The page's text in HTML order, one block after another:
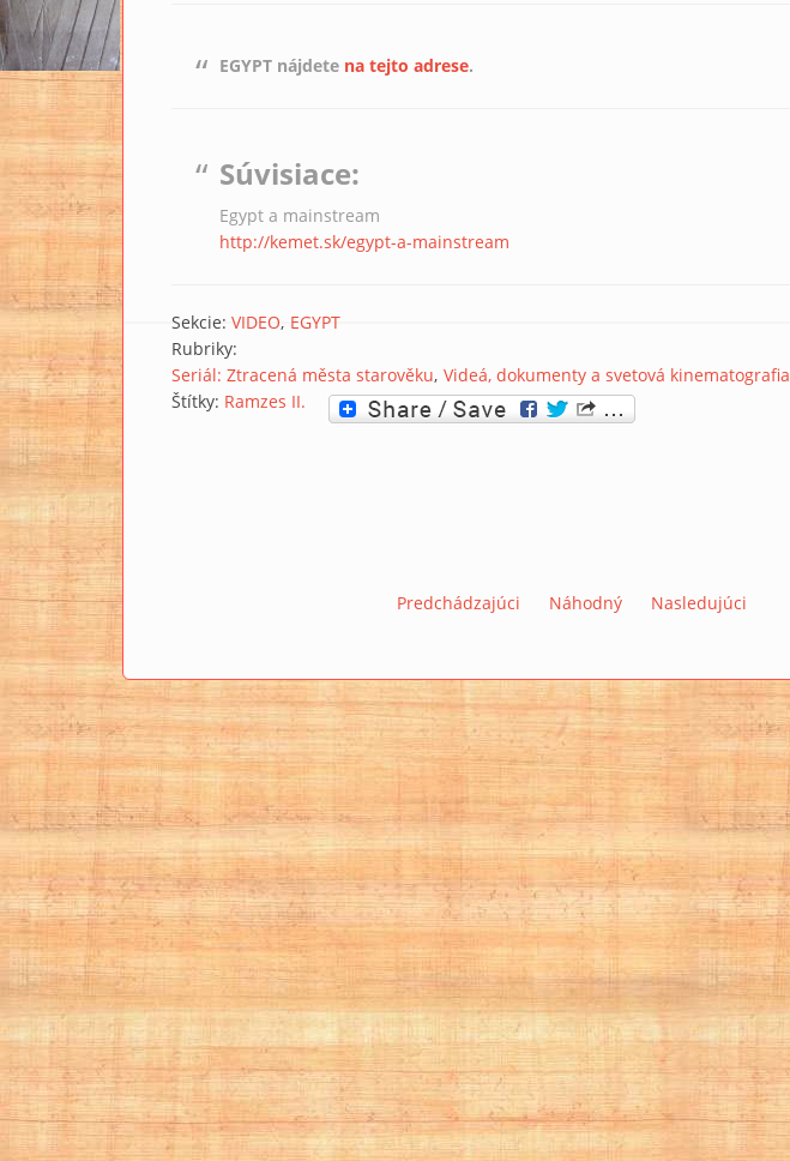
EGYPT nájdete na tejto adrese.
Súvisiace:
Egypt a mainstream
http://kemet.sk/egypt-a-mainstream
Sekcie: VIDEO EGYPT
Rubriky:
Seriál: Ztracená města starověku Videá, dokumenty a svetová kinematografia
Štítky: Ramzes II.
Predchádzajúci Náhodný Nasledujúci